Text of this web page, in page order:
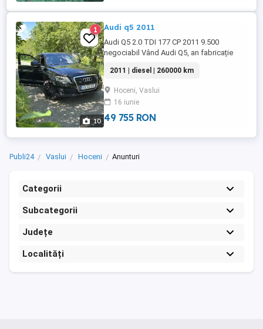
10
1 Audi q5 2011
Audi Q5 2.0 TDI 177 CP 2011 9.500
negociabil Vând Audi Q5, an fabricație
km. Mașina este întreținută, în stare foarte
bună de funcționare și nu necesită
investiții. Dotări: Trapă panoramică
Scaune electrice și încălzite Moduri de
condus: Dynamic, Comfort ...
2011 | diesel | 260000 km
Hoceni, Vaslui
16 iunie
49 755 RON
Publi24 Vaslui Hoceni Anunturi
Categorii
Subcategorii
Județe
Localități